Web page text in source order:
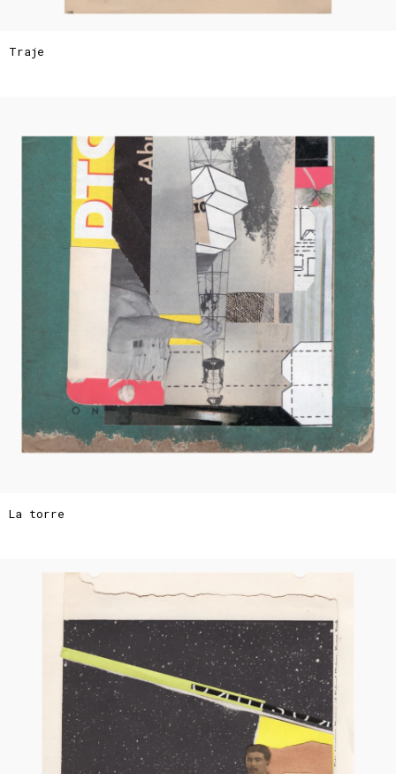
Traje
La torre